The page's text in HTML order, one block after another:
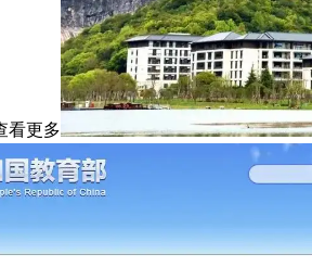
看更多